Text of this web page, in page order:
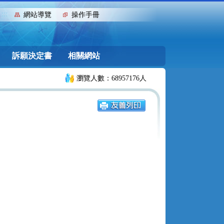
::: 網站導覽 操作手冊
訴願決定書 相關網站
瀏覽人數：68957176人